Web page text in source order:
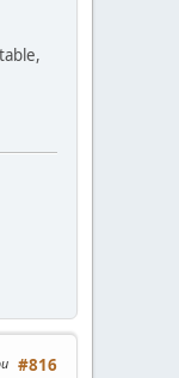
#816